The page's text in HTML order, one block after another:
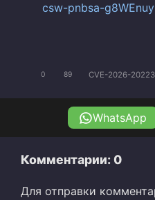
csw-pnbsa-g8WEnuy
0 89 CVE-2026-20223
WhatsApp
Комментарии: 0
Для отправки